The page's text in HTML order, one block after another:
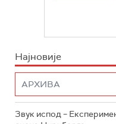
Најновије
Звук испод –